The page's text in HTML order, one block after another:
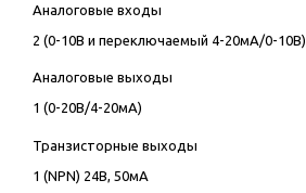
Аналоговые входы
2 (0-10В и переключаемый 4-20мА/0-10В),
Аналоговые выходы
1 (0-20В/4-20мА)
Транзисторные выходы
1 (NPN) 24В, 50мА